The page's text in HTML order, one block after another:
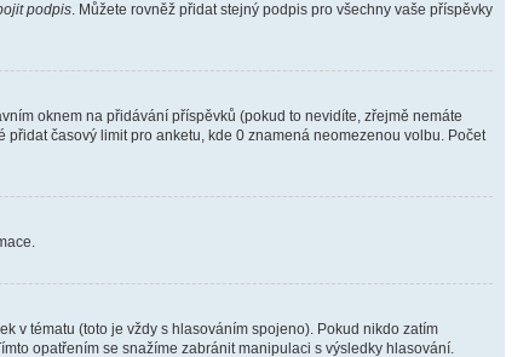
podpis. Můžete rovněž přidat stejný podpis pro všechny vaše příspěvky
oknem na přidávání příspěvků (pokud to nevidíte, zřejmě nemáte
přidat časový limit pro anketu, kde 0 znamená neomezenou volbu. Počet
v tématu (toto je vždy s hlasováním spojeno). Pokud nikdo zatím
opatřením se snažíme zabránit manipulaci s výsledky hlasování.